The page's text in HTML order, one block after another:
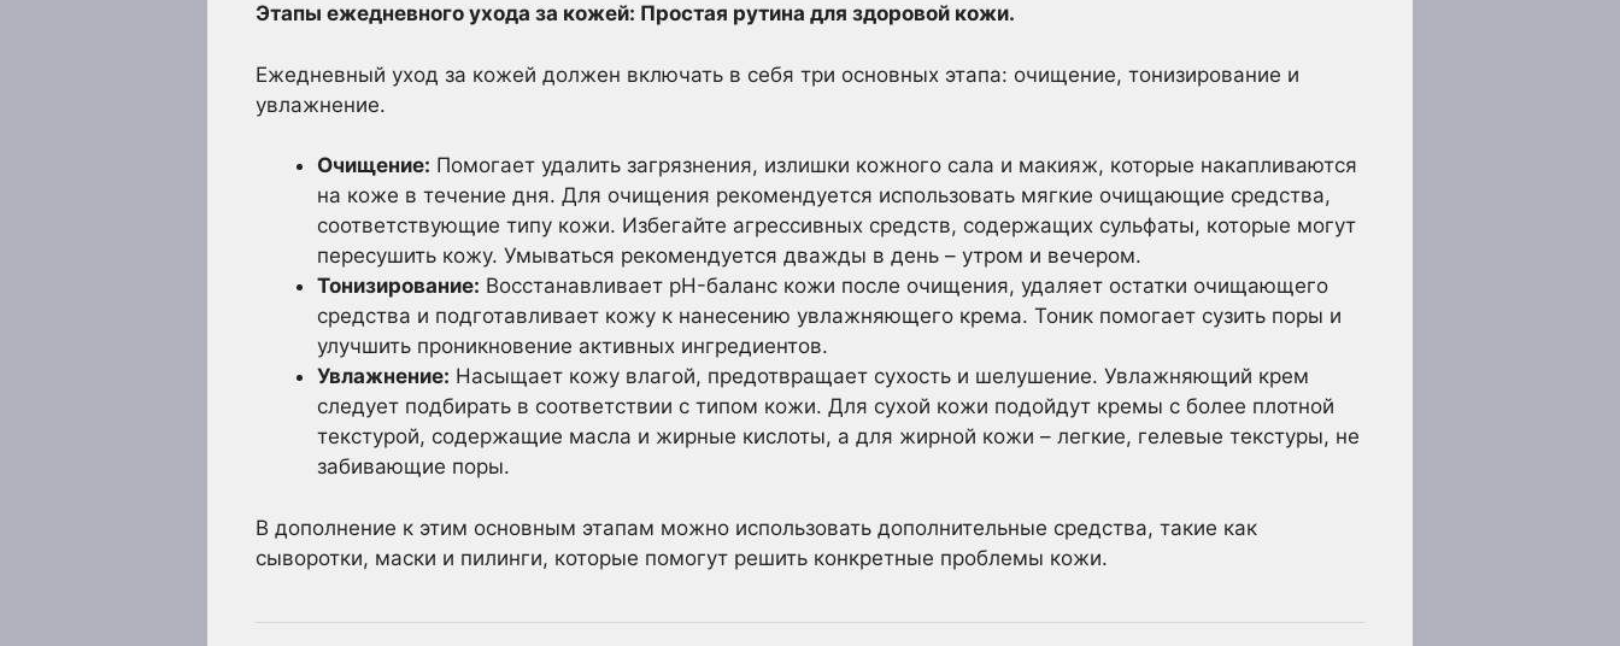
Этапы ежедневного ухода за кожей: Простая рутина для здоровой кожи.
Ежедневный уход за кожей должен включать в себя три основных этапа: очищение, тонизирование и
увлажнение.
Очищение: Помогает удалить загрязнения, излишки кожного сала и макияж, которые накапливаются
на коже в течение дня. Для очищения рекомендуется использовать мягкие очищающие средства,
соответствующие типу кожи. Избегайте агрессивных средств, содержащих сульфаты, которые могут
пересушить кожу. Умываться рекомендуется дважды в день – утром и вечером.
Тонизирование: Восстанавливает pH-баланс кожи после очищения, удаляет остатки очищающего
средства и подготавливает кожу к нанесению увлажняющего крема. Тоник помогает сузить поры и
улучшить проникновение активных ингредиентов.
Увлажнение: Насыщает кожу влагой, предотвращает сухость и шелушение. Увлажняющий крем
следует подбирать в соответствии с типом кожи. Для сухой кожи подойдут кремы с более плотной
текстурой, содержащие масла и жирные кислоты, а для жирной кожи – легкие, гелевые текстуры, не
забивающие поры.
В дополнение к этим основным этапам можно использовать дополнительные средства, такие как
сыворотки, маски и пилинги, которые помогут решить конкретные проблемы кожи.